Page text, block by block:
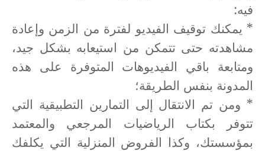
فيه:
* يمكنك توقيف الفيديو لفترة من الزمن وإعادة
مشاهدته حتى تتمكن من استيعابه بشكل جيد،
ومتابعة باقي الفيديوهات المتوفرة على هذه
المدونة بنفس الطريقة؛
* ومن تم الانتقال إلى التمارين التطبيقية التي
تتوفر بكتاب الرياضيات المرجعي والمعتمد
بمؤسستك، وكذا الفروض المنزلية التي يكلفك